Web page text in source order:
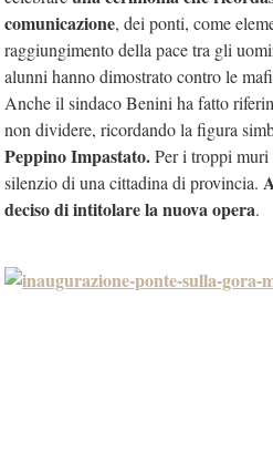
comunicazione, dei ponti, come
raggiungimento della pace tra gli
alunni hanno dimostrato contro le
Anche il sindaco Benini ha fatto
non dividere, ricordando la figura
Peppino Impastato.Per i troppi muri
silenzio di una cittadina di provincia.
deciso di intitolare la nuova opera.